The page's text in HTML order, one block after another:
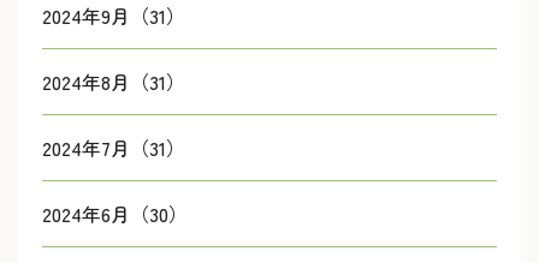
2024年9月（31）
2024年8月（31）
2024年7月（31）
2024年6月（30）